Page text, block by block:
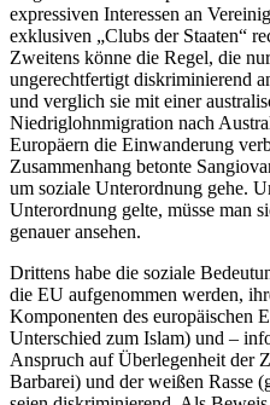
expressiven Interessen an
exklusiven „Clubs der Staaten“
Zweitens könne die Regel, die
ungerechtfertigt diskriminierend
und verglich sie mit einer
Niedriglohnmigration nach
Europäern die Einwanderung
Zusammenhang betonte
um soziale Unterordnung gehe.
Unterordnung gelte, müsse man
genauer ansehen.
Drittens habe die soziale
die EU aufgenommen werden,
Komponenten des europäischen
Unterschied zum Islam) und –
Anspruch auf Überlegenheit der
Barbarei) und der weißen Rasse